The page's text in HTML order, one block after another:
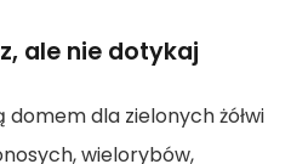
ale nie dotykaj
domem dla zielonych żółwi
wielorybów,